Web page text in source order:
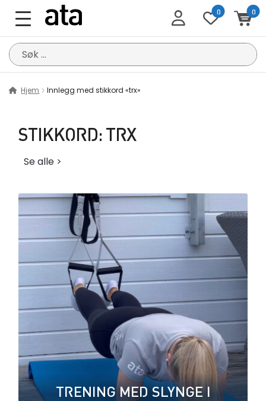
0 0
Søk
etter:
Hjem Innlegg med stikkord «trx»
STIKKORD: TRX
Se alle >
TRENING MED SLYNGE I